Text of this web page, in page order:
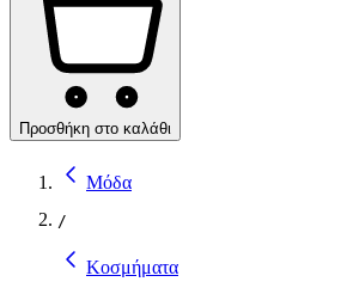
Προσθήκη στο καλάθι
Μόδα
/
Κοσμήματα